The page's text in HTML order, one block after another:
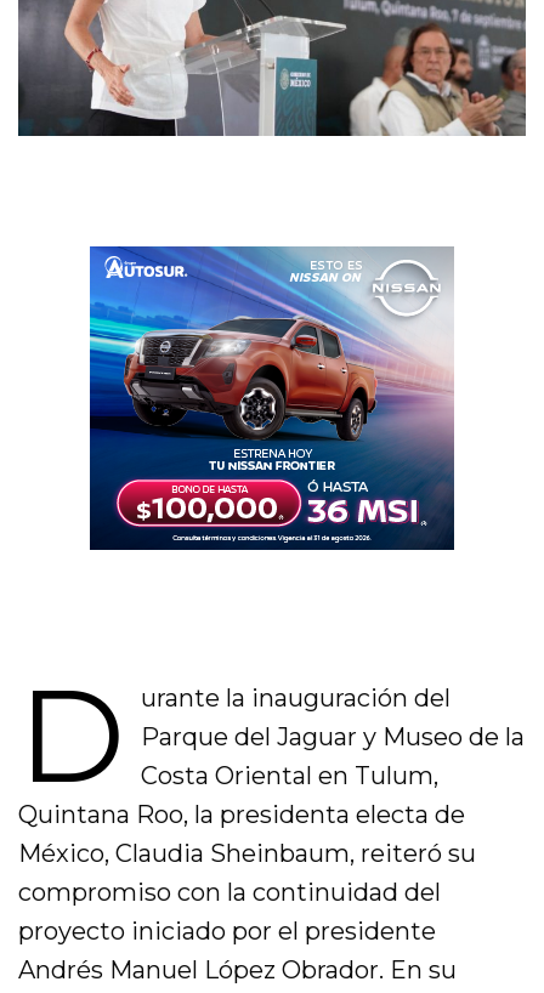
D
urante la inauguración del
Parque del Jaguar y Museo de la
Costa Oriental en Tulum,
Quintana Roo, la presidenta electa de
México, Claudia Sheinbaum, reiteró su
compromiso con la continuidad del
proyecto iniciado por el presidente
Andrés Manuel López Obrador. En su